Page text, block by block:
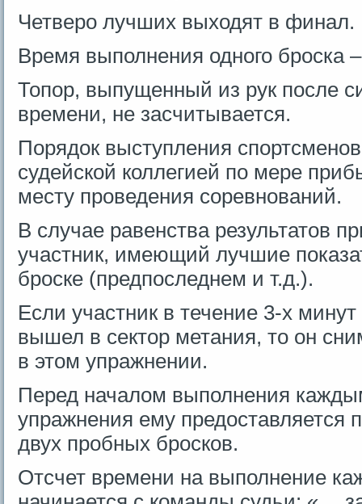
Четверо лучших выходят в финал.
Время выполнения одного броска
Топор, выпущенный из рук после
времени, не засчитывается.
Порядок выступления
судейской коллегией по мере
месту проведения соревнований.
В случае равенства результатов
участник, имеющий лучшие
броске (предпоследнем и т.д.).
Если участник в течение 3-х
вышел в сектор метания, то он
в этом упражнении.
Перед началом выполнения
упражнения ему предоставляется
двух пробных бросков.
Отсчет времени на выполнение